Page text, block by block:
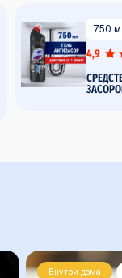
4,9
750
Внутри дома